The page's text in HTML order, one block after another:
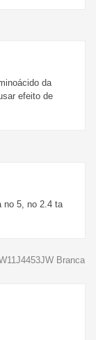
da
efeito de
no 5, no 2.4 ta
Branca